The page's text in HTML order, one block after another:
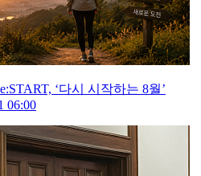
‘다시 시작하는 8월’
06:00